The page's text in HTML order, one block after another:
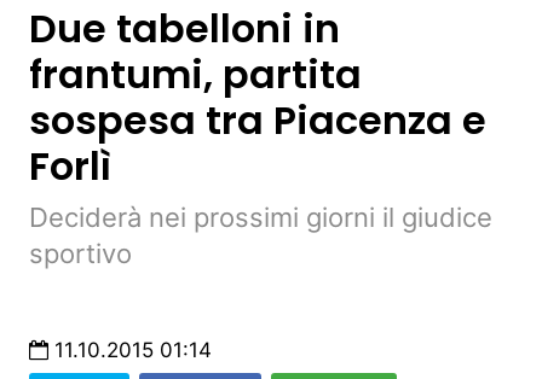
Due tabelloni in
frantumi, partita
sospesa tra Piacenza e
Forlì
Deciderà nei prossimi giorni il giudice
sportivo
11.10.2015 01:14